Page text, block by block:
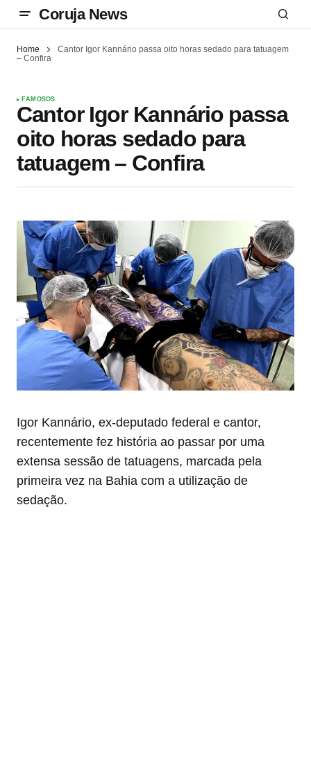
Coruja News
Home
Cantor Igor Kannário passa oito horas sedado para tatuagem
– Confira
FAMOSOS
Cantor Igor Kannário passa
oito horas sedado para
tatuagem – Confira
Igor Kannário, ex-deputado federal e cantor,
recentemente fez história ao passar por uma
extensa sessão de tatuagens, marcada pela
primeira vez na Bahia com a utilização de
sedação.